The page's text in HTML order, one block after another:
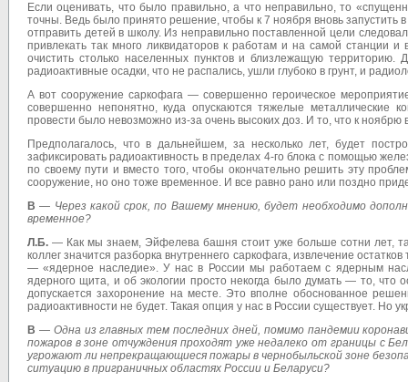
Если оценивать, что было правильно, а что неправильно, то
точны. Ведь было принято решение, чтобы к 7 ноября вновь запустить
отправить детей в школу. Из неправильно поставленной цели
привлекать так много ликвидаторов к работам и на самой станции
очистить столько населенных пунктов и близлежащую
радиоактивные осадки, что не распались, ушли глубоко в грунт, и
А вот сооружение саркофага — совершенно героическое
совершенно непонятно, куда опускаются тяжелые металлические
провести было невозможно из-за очень высоких доз. И то, что к
Предполагалось, что в дальнейшем, за несколько лет, будет
зафиксировать радиоактивность в пределах 4-го блока с помощью
по своему пути и вместо того, чтобы окончательно решить эту
сооружение, но оно тоже временное. И все равно рано или поздно
В — Через какой срок, по Вашему мнению, будет необходимо
временное?
Л.Б. — Как мы знаем, Эйфелева башня стоит уже больше сотни лет,
коллег значится разборка внутреннего саркофага, извлечение
— «ядерное наследие». У нас в России мы работаем с ядерным
ядерного щита, и об экологии просто некогда было думать — то, что
допускается захоронение на месте. Это вполне обоснованное
радиоактивности не будет. Такая опция у нас в России существует. Но
В — Одна из главных тем последних дней, помимо пандемии
пожаров в зоне отчуждения проходят уже недалеко от границы с
угрожают ли непрекращающиеся пожары в чернобыльской зоне
ситуацию в приграничных областях России и Беларуси?